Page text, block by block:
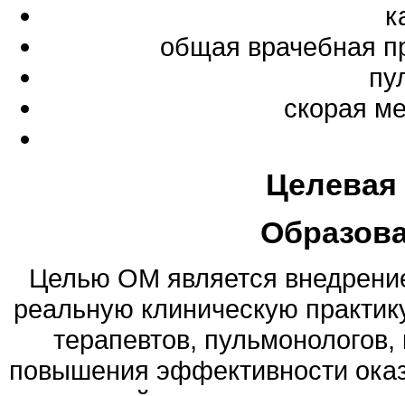
общая врачебная
скорая
Целью ОМ является
реальную клиническую
терапевтов,
повышения эффективности